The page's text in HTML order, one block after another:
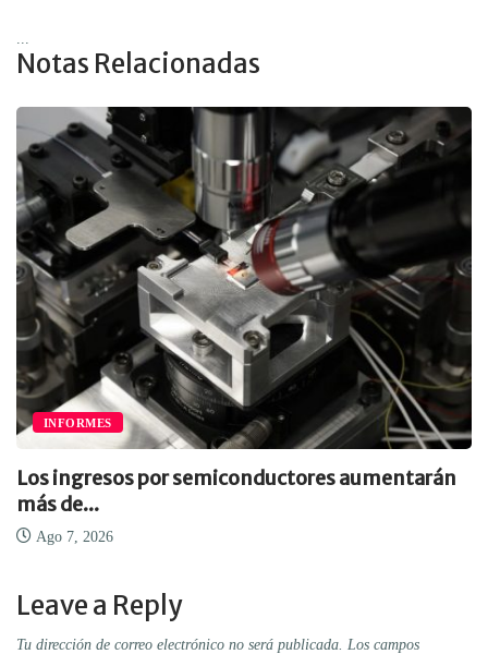
Notas Relacionadas
INFORMES
Los ingresos por semiconductores aumentarán
más de...
Ago 7, 2026
Leave a Reply
Tu dirección de correo electrónico no será publicada. Los campos